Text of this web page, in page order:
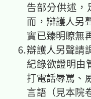
告部分供述，
而，辯護人另
實已臻明瞭無
⒍辯護人另聲請
紀錄欲證明由
打電話辱罵、
言語（見本院